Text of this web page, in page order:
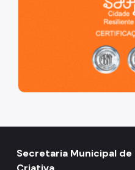
Secretaria Municipal